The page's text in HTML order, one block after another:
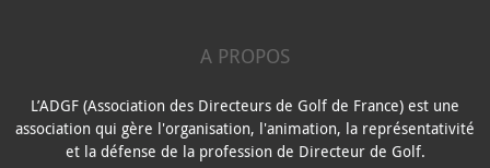
A PROPOS
L’ADGF (Association des Directeurs de Golf de France) est une
association qui gère l'organisation, l'animation, la représentativité
et la défense de la profession de Directeur de Golf.